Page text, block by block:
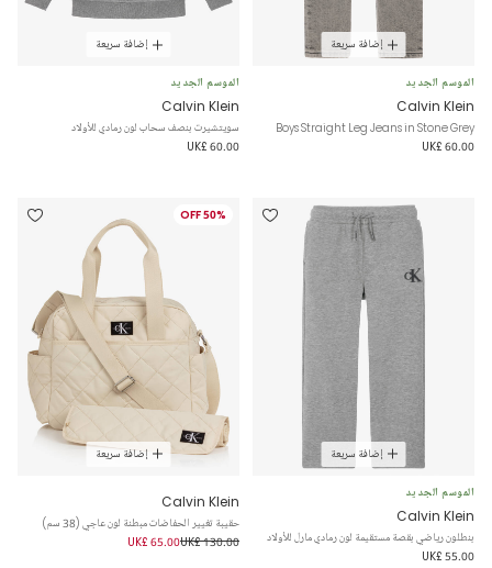
إضافة سريعة
الموسم الجديد
Calvin Klein
Boys Straight Leg Jeans in Stone Grey
UK£ 60.00
إضافة سريعة
الموسم الجديد
Calvin Klein
سويتشيرت بنصف سحاب لون رمادي للأولاد
UK£ 60.00
إضافة سريعة
الموسم الجديد
Calvin Klein
بنطلون رياضي بقصة مستقيمة لون رمادي مارل للأولاد
UK£ 55.00
50% OFF
إضافة سريعة
Calvin Klein
حقيبة تغيير الحفاضات مبطنة لون عاجي (38 سم)
UK£ 130.00
UK£ 65.00